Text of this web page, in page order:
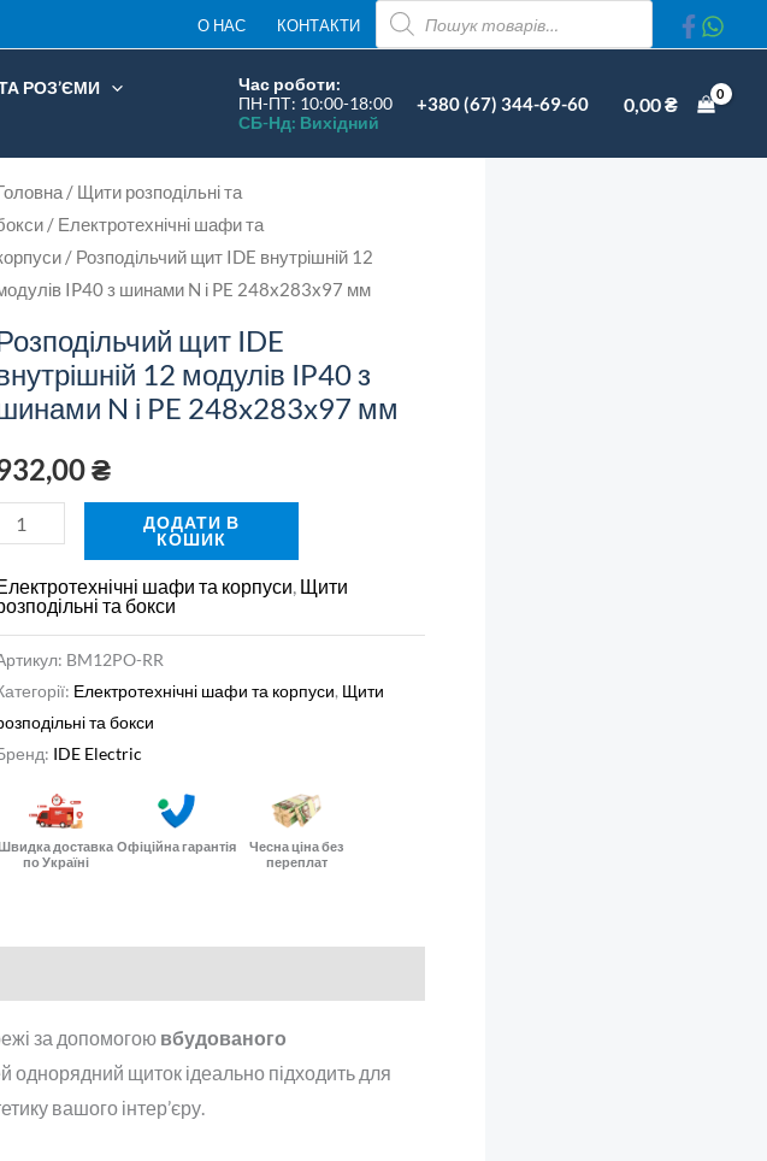
О НАС КОНТАКТИ
ПОШУК
ТОВАРІВ
РОЗ’ЄМИ
Час роботи:
ПН-ПТ: 10:00-18:00
СБ-Нд: Вихідний
+380 (67) 344-69-60 0,00₴
/ Щити розподільні та
/ Електротехнічні шафи та
/ Розподільчий щит IDE внутрішній 12
IP40 з шинами N і PE 248x283x97 мм
щит IDE
12 модулів IP40 з
N і PE 248x283x97 мм
₴
ДОДАТИ В
КОШИК
шафи та корпуси Щити
та бокси
BM12PO-RR
Електротехнічні шафи та корпуси, Щити
та бокси
IDE Electric
доставка
по Україні
Офіційна гарантія
Чесна ціна без
переплат
за допомогою вбудованого
однорядний щиток ідеально підходить для
вашого інтер’єру.
внутрішній
12
модулів
IP40
з
N
і
PE
248x283x97
мм
кількість